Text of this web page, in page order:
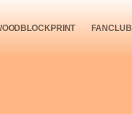
FANCLUB